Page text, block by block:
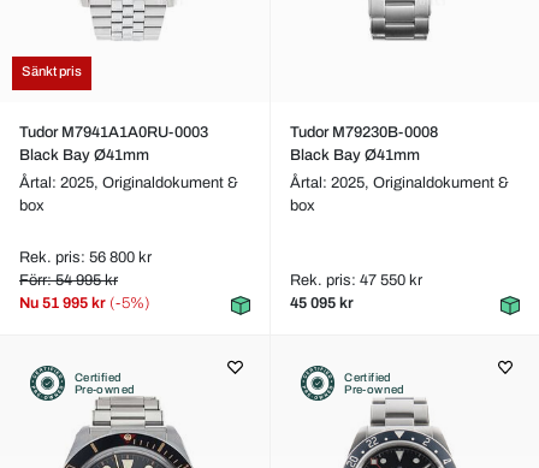
Sänkt pris
Tudor M7941A1A0RU-0003
Black Bay Ø41mm
Årtal: 2025, Originaldokument &
box
Rek. pris: 56 800 kr
Förr: 54 995 kr
Nu 51 995 kr (-5%)
Tudor M79230B-0008
Black Bay Ø41mm
Årtal: 2025, Originaldokument &
box
Rek. pris: 47 550 kr
45 095 kr
Certified
Pre-owned
Certified
Pre-owned